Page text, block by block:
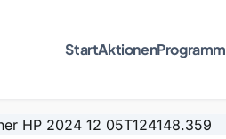
StartAktionenProgramm